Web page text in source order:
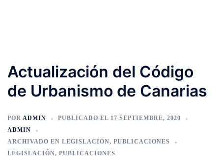
Actualización del Código
de Urbanismo de Canarias
POR ADMIN PUBLICADO EL 17 SEPTIEMBRE, 2020
ADMIN
ARCHIVADO EN LEGISLACIÓN, PUBLICACIONES
LEGISLACIÓN, PUBLICACIONES